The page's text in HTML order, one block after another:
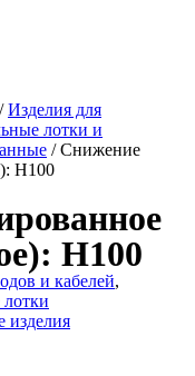
/Изделия для
лотки и
/ Снижение
H100
H100
и кабелей,
изделия